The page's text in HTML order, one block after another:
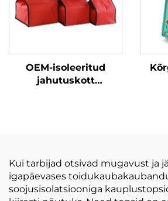
OEM-isoleeritud
jahutuskott
piknikuks
Toidujahutuskott
Kui tarbijad otsivad mugavust ja
igapäevases
soojusisolatsiooniga